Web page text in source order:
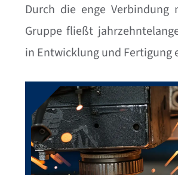
Durch die enge Verbindung
Gruppe fließt
in Entwicklung und Fertigung